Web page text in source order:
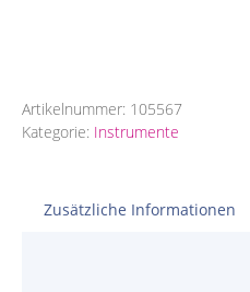
Artikelnummer: 105567
Kategorie: Instrumente
Zusätzliche Informationen